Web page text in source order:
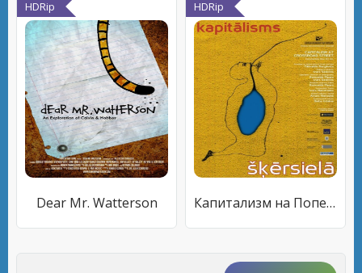
HDRip
Dear Mr. Watterson
HDRip
Капитализм на Поперечной улице